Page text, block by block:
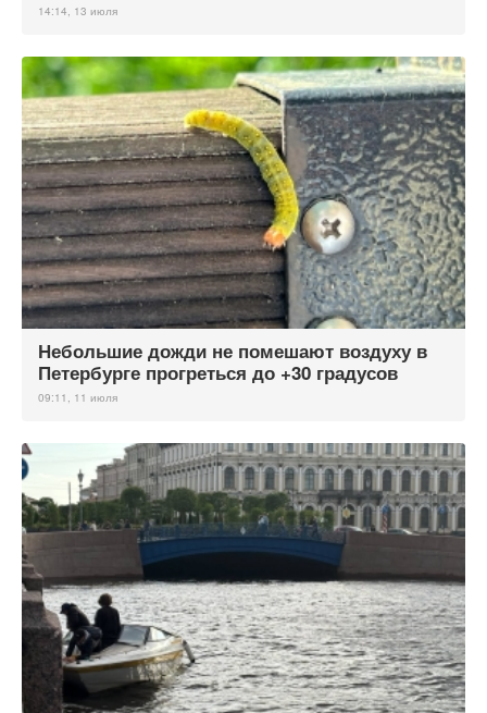
14:14, 13 июля
Небольшие дожди не помешают воздуху в
Петербурге прогреться до +30 градусов
09:11, 11 июля